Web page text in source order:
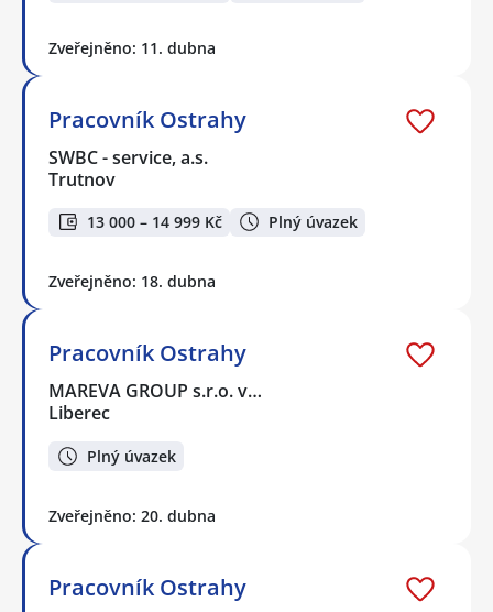
Zveřejněno: 11. dubna
Pracovník Ostrahy
SWBC - service, a.s.
Trutnov
13 000 – 14 999 Kč Plný úvazek
Zveřejněno: 18. dubna
Pracovník Ostrahy
MAREVA GROUP s.r.o. v…
Liberec
Plný úvazek
Zveřejněno: 20. dubna
Pracovník Ostrahy